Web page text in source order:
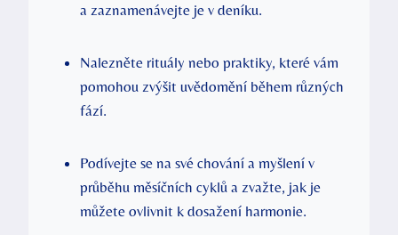
a ⁤zaznamenávejte je v deníku.
Nalezněte rituály nebo praktiky, které vám
pomohou zvýšit uvědomění během různých ​
fází.
Podívejte se na své chování ‌a myšlení v​
průběhu měsíčních cyklů a zvažte, jak je
můžete ovlivnit k dosažení harmonie.